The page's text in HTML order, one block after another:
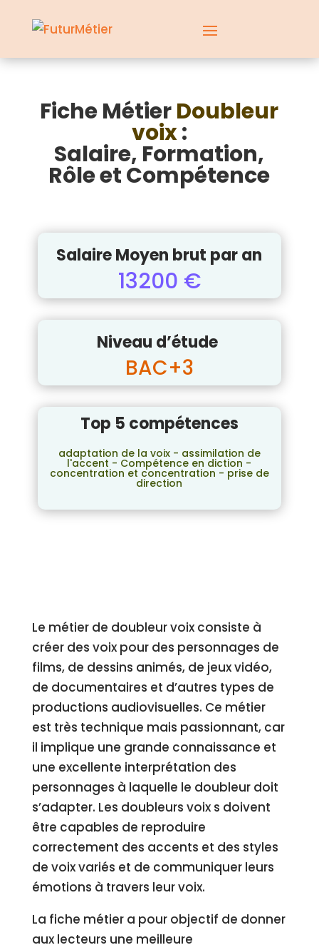
Fiche MétierDoubleur
voix:
Salaire, Formation,
Rôle et Compétence
Salaire Moyen brut par an
13200 €
Niveau d’étude
BAC+3
Top 5 compétences
adaptation de la voix - assimilation de
l'accent - Compétence en diction -
concentration et concentration - prise de
direction
Le métier de doubleur voix consiste à
créer des voix pour des personnages de
films, de dessins animés, de jeux vidéo,
de documentaires et d’autres types de
productions audiovisuelles. Ce métier
est très technique mais passionnant, car
il implique une grande connaissance et
une excellente interprétation des
personnages à laquelle le doubleur doit
s’adapter. Les doubleurs voix s doivent
être capables de reproduire
correctement des accents et des styles
de voix variés et de communiquer leurs
émotions à travers leur voix.
La fiche métier a pour objectif de donner
aux lecteurs une meilleure